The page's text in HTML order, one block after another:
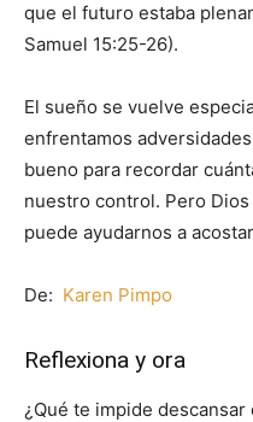
que el futuro estaba
Samuel 15:25-26).
El sueño se vuelve
enfrentamos
bueno para recordar
nuestro control. Pero
puede ayudarnos a
De: Karen Pimpo
Reflexiona y ora
¿Qué te impide